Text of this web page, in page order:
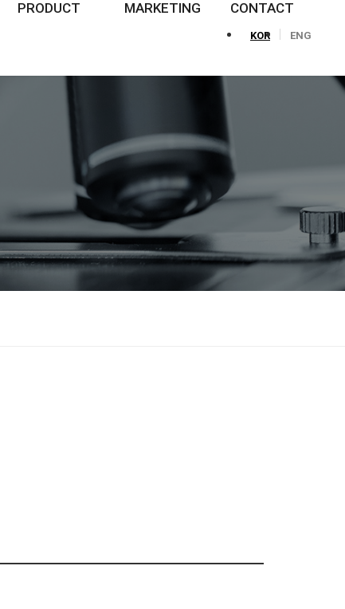
PRODUCT MARKETING
뉴스레터
NEWS
CONTACT
KOR ENG